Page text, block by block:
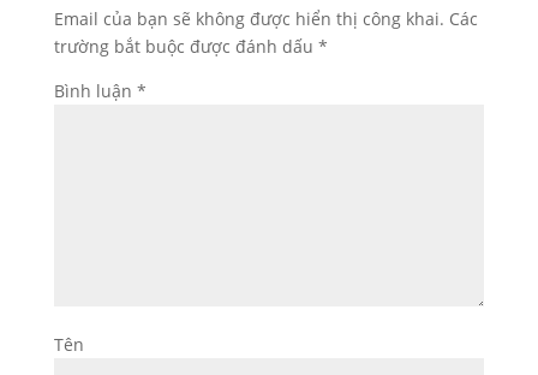
Email của bạn sẽ không được hiển thị công khai. Các
trường bắt buộc được đánh dấu *
Bình luận *
Tên